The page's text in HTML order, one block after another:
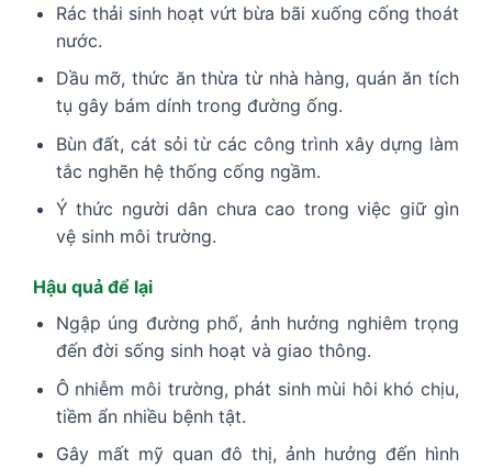
Rác thải sinh hoạt vứt bừa bãi xuống cống thoát
nước.
Dầu mỡ, thức ăn thừa từ nhà hàng, quán ăn tích
tụ gây bám dính trong đường ống.
Bùn đất, cát sỏi từ các công trình xây dựng làm
tắc nghẽn hệ thống cống ngầm.
Ý thức người dân chưa cao trong việc giữ gìn
vệ sinh môi trường.
Hậu quả để lại
Ngập úng đường phố, ảnh hưởng nghiêm trọng
đến đời sống sinh hoạt và giao thông.
Ô nhiễm môi trường, phát sinh mùi hôi khó chịu,
tiềm ẩn nhiều bệnh tật.
Gây mất mỹ quan đô thị, ảnh hưởng đến hình